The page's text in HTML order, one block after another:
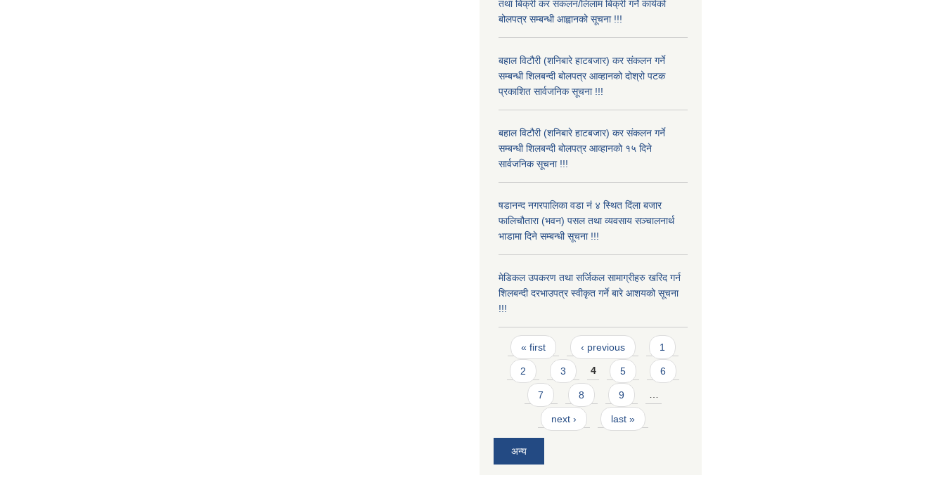
तथा बिक्री कर संकलन/लिलाम बिक्री गर्ने कार्यको
बोलपत्र सम्बन्धी आह्वानको सूचना !!!
बहाल विटौरी (शनिबारे हाटबजार) कर संकलन गर्ने
सम्बन्धी शिलबन्दी बोलपत्र आव्हानको दोश्रो पटक
प्रकाशित सार्वजनिक सूचना !!!
बहाल विटौरी (शनिबारे हाटबजार) कर संकलन गर्ने
सम्बन्धी शिलबन्दी बोलपत्र आव्हानको १५ दिने
सार्वजनिक सूचना !!!
षडानन्द नगरपालिका वडा नं ४ स्थित दिंला बजार
फालिचौतारा (भवन) पसल तथा व्यवसाय सञ्चालनार्थ
भाडामा दिने सम्बन्धी सूचना !!!
मेडिकल उपकरण तथा सर्जिकल सामाग्रीहरु खरिद गर्न
शिलबन्दी दरभाउपत्र स्वीकृत गर्ने बारे आशयको सूचना
!!!
Pages
« first ‹ previous 1
2 3 4 5 6
7 8 9 …
next › last »
अन्य